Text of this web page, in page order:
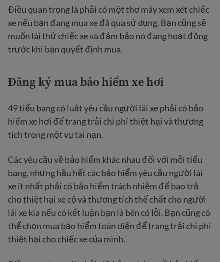
Điều quan trọng là phải có một thợ máy xem xét chiếc
xe nếu bạn đang mua xe đã qua sử dụng. Bạn cũng sẽ
muốn lái thử chiếc xe và đảm bảo nó đang hoạt động
trước khi bạn quyết định mua.
Đăng ký mua bảo hiểm xe hơi
49 tiểu bang có luật yêu cầu người lái xe phải có bảo
hiểm xe hơi để trang trải chi phí thiệt hại và thương
tích trong một vụ tai nạn.
Các yêu cầu về bảo hiểm khác nhau đối với mỗi tiểu
bang, nhưng hầu hết các bảo hiểm yêu cầu người lái
xe ít nhất phải có bảo hiểm trách nhiệm để bao trả
cho thiệt hại xe cộ và thương tích thể chất cho người
lái xe kia nếu có kết luận bạn là bên có lỗi. Bạn cũng có
thể chọn mua bảo hiểm toàn diện để trang trải chi phí
thiệt hại cho chiếc xe của mình.